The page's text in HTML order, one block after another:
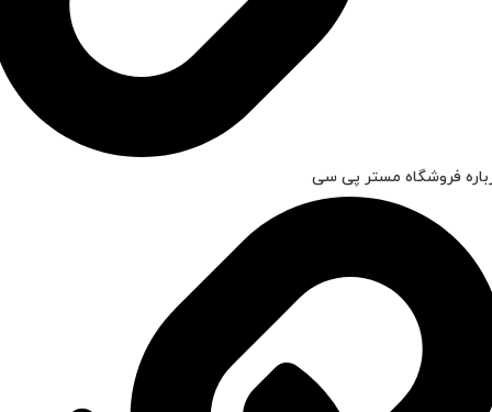
فروشگاه مستر پی سی